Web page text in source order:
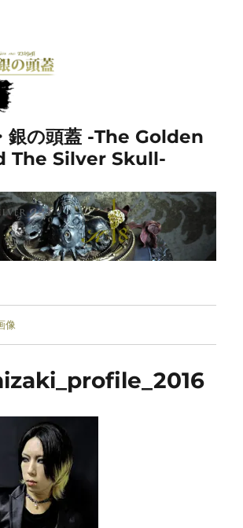
銀の頭蓋 -The Golden
The Silver Skull-
像